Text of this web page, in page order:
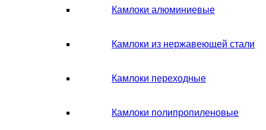
Камлоки алюминиевые
Камлоки из нержавеющей стали
Камлоки переходные
Камлоки полипропиленовые